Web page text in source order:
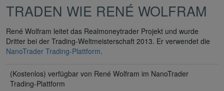
TRADEN WIE RENÉ WOLFRAM
René Wolfram leitet das Realmoneytrader Projekt und wurde
Dritter bei der Trading-Weltmeisterschaft 2013. Er verwendet die
NanoTrader Trading-Plattform.
(Kostenlos) verfügbar von René Wolfram im NanoTrader
Trading-Plattform